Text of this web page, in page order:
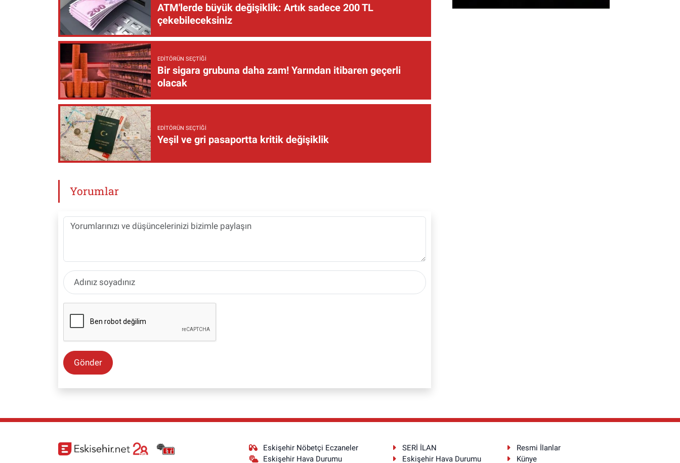
ATM'lerde büyük değişiklik: Artık sadece 200 TL
çekebileceksiniz
EDITÖRÜN SEÇTIĞI
Bir sigara grubuna daha zam! Yarından itibaren geçerli
olacak
EDITÖRÜN SEÇTIĞI
Yeşil ve gri pasaportta kritik değişiklik
Yorumlar
Gönder
Eskişehir Nöbetçi Eczaneler
Eskişehir Hava Durumu
SERİ İLAN
Resmi İlanlar
Eskişehir Hava Durumu
Künye